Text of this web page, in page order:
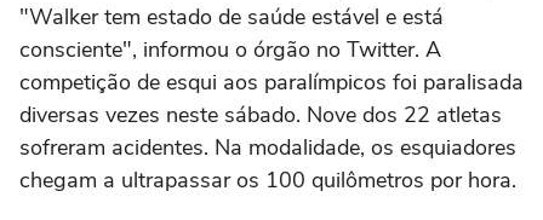
"Walker tem estado de saúde estável e está
consciente", informou o órgão no Twitter. A
competição de esqui aos paralímpicos foi paralisada
diversas vezes neste sábado. Nove dos 22 atletas
sofreram acidentes. Na modalidade, os esquiadores
chegam a ultrapassar os 100 quilômetros por hora.